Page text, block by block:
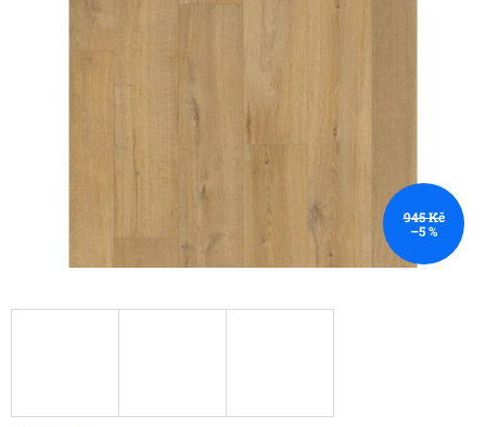
945 Kč
–5 %